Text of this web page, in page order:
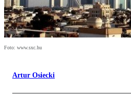
Foto: www.sxc.hu
Artur Osiecki